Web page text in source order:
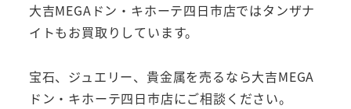
大吉MEGAドン・キホーテ四日市店ではタンザナ
イトもお買取りしています。
宝石、ジュエリー、貴金属を売るなら大吉MEGA
ドン・キホーテ四日市店にご相談ください。